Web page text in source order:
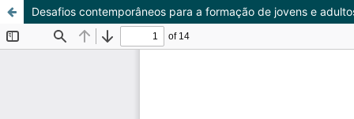
Desafios contemporâneos para a formação de jovens e